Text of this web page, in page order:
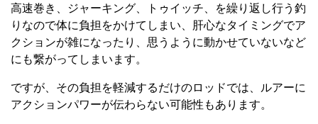
高速巻き、ジャーキング、トゥイッチ、を繰り返し行う釣
りなので体に負担をかけてしまい、肝心なタイミングでア
クションが雑になったり、思うように動かせていないなど
にも繋がってしまいます。
ですが、その負担を軽減するだけのロッドでは、ルアーに
アクションパワーが伝わらない可能性もあります。